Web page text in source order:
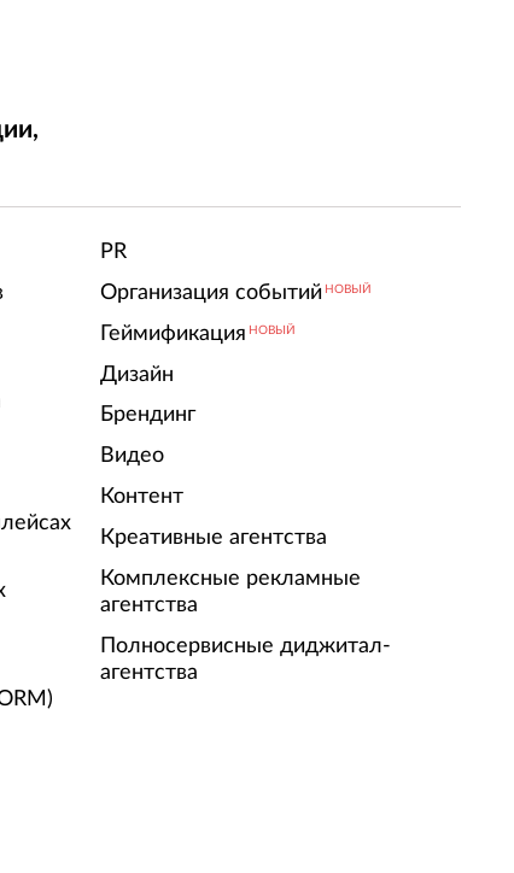
PR
Организация событий НОВЫЙ
Геймификация НОВЫЙ
Дизайн
Брендинг
Видео
Контент
Креативные агентства
Комплексные рекламные
агентства
Полносервисные диджитал-
агентства